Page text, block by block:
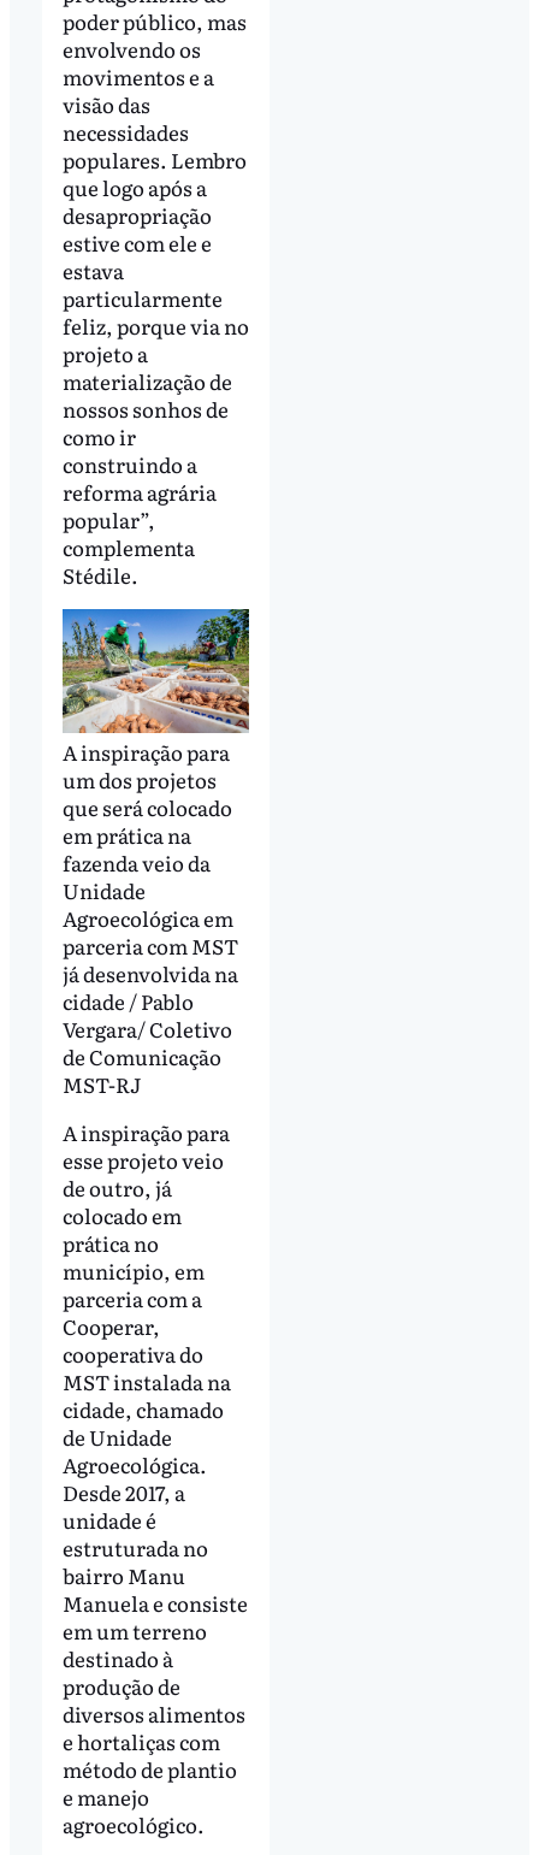
poder público, mas
envolvendo os
movimentos e a
visão das
necessidades
populares. Lembro
que logo após a
desapropriação
estive com ele e
estava
particularmente
feliz, porque via no
projeto a
materialização de
nossos sonhos de
como ir
construindo a
reforma agrária
popular”,
complementa
Stédile.
A inspiração para
um dos projetos
que será colocado
em prática na
fazenda veio da
Unidade
Agroecológica em
parceria com MST
já desenvolvida na
cidade / Pablo
Vergara/ Coletivo
de Comunicação
MST-RJ
A inspiração para
esse projeto veio
de outro, já
colocado em
prática no
município, em
parceria com a
Cooperar,
cooperativa do
MST instalada na
cidade, chamado
de Unidade
Agroecológica.
Desde 2017, a
unidade é
estruturada no
bairro Manu
Manuela e consiste
em um terreno
destinado à
produção de
diversos alimentos
e hortaliças com
método de plantio
e manejo
agroecológico.